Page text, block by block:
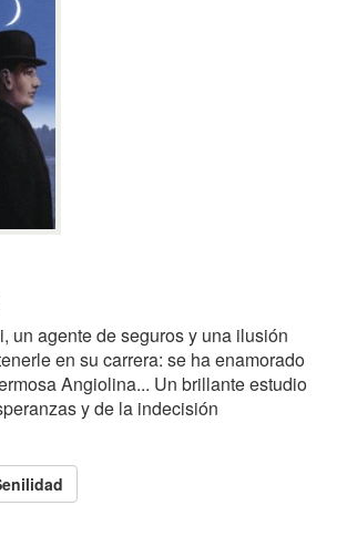
un agente de seguros y una ilusión
en su carrera: se ha enamorado
Angiolina... Un brillante estudio
y de la indecisión